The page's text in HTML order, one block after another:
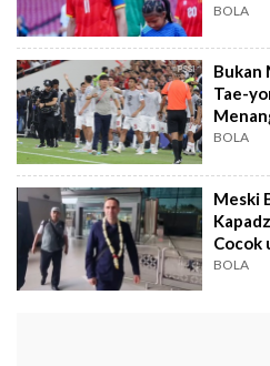
BOLA
Bukan
Tae-
BOLA
Meski
Cocok
BOLA